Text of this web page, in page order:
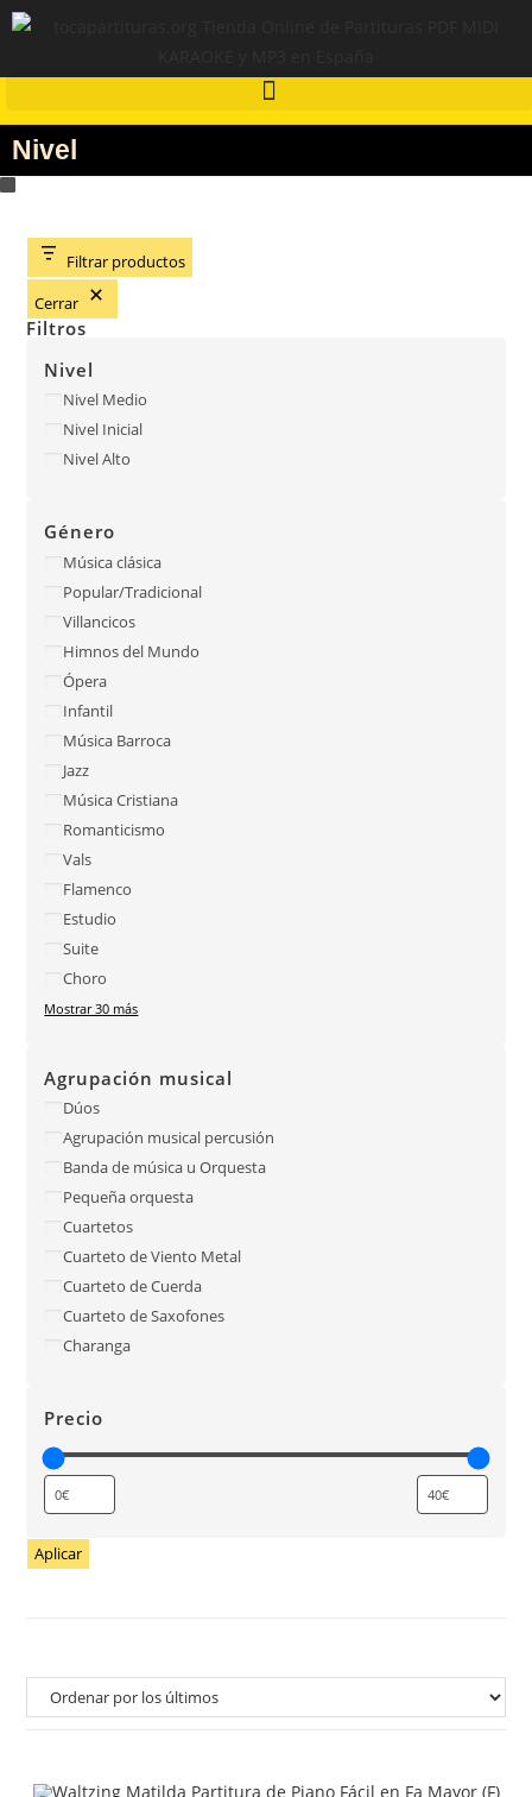
Nivel
Filtrar productos
Cerrar
Filtros
Nivel
Nivel Medio
Nivel Inicial
Nivel Alto
Género
Música clásica
Popular/Tradicional
Villancicos
Himnos del Mundo
Ópera
Infantil
Música Barroca
Jazz
Música Cristiana
Romanticismo
Vals
Flamenco
Estudio
Suite
Choro
Mostrar 30 más
Agrupación musical
Dúos
Agrupación musical percusión
Banda de música u Orquesta
Pequeña orquesta
Cuartetos
Cuarteto de Viento Metal
Cuarteto de Cuerda
Cuarteto de Saxofones
Charanga
Precio
Aplicar